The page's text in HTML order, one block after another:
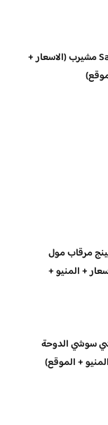
Savant Cafe مشيرب (الاسعار +
مرقاب مول
+ المنيو +
سوشي الدوحة
+ الموقع)